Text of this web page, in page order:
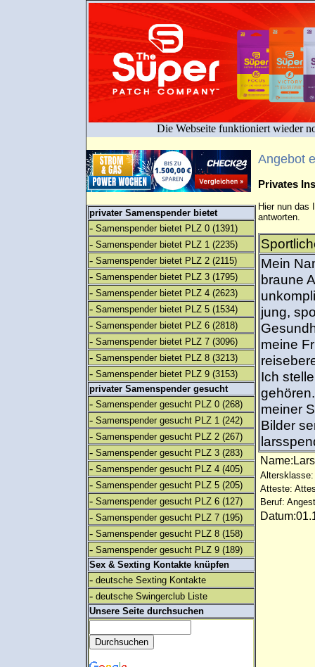
Die Webseite funktioniert wieder
privater Samenspender bietet
- Samenspender bietet PLZ 0 (1391)
- Samenspender bietet PLZ 1 (2235)
- Samenspender bietet PLZ 2 (2115)
- Samenspender bietet PLZ 3 (1795)
- Samenspender bietet PLZ 4 (2623)
- Samenspender bietet PLZ 5 (1534)
- Samenspender bietet PLZ 6 (2818)
- Samenspender bietet PLZ 7 (3096)
- Samenspender bietet PLZ 8 (3213)
- Samenspender bietet PLZ 9 (3153)
privater Samenspender gesucht
- Samenspender gesucht PLZ 0 (268)
- Samenspender gesucht PLZ 1 (242)
- Samenspender gesucht PLZ 2 (267)
- Samenspender gesucht PLZ 3 (283)
- Samenspender gesucht PLZ 4 (405)
- Samenspender gesucht PLZ 5 (205)
- Samenspender gesucht PLZ 6 (127)
- Samenspender gesucht PLZ 7 (195)
- Samenspender gesucht PLZ 8 (158)
- Samenspender gesucht PLZ 9 (189)
Sex & Sexting Kontakte knüpfen
- deutsche Sexting Kontakte
- deutsche Swingerclub Liste
Unsere Seite durchsuchen
Angebot
Privates
Hier nun das
antworten.
Mein
braune
jung,
meine
Ich
meiner
Bilder
Altersklasse:
Atteste:
Beruf: